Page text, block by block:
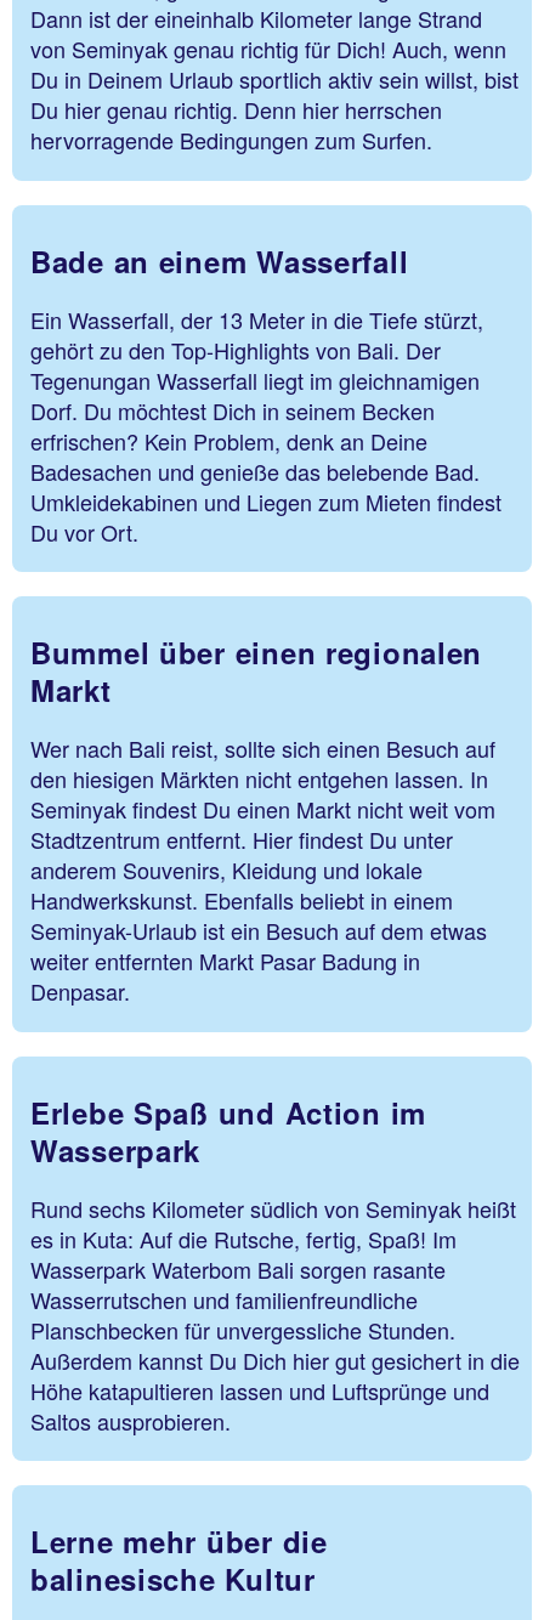
Dann ist der eineinhalb Kilometer lange Strand
von Seminyak genau richtig für Dich! Auch, wenn
Du in Deinem Urlaub sportlich aktiv sein willst, bist
Du hier genau richtig. Denn hier herrschen
hervorragende Bedingungen zum Surfen.
Bade an einem Wasserfall
Ein Wasserfall, der 13 Meter in die Tiefe stürzt,
gehört zu den Top-Highlights von Bali. Der
Tegenungan Wasserfall liegt im gleichnamigen
Dorf. Du möchtest Dich in seinem Becken
erfrischen? Kein Problem, denk an Deine
Badesachen und genieße das belebende Bad.
Umkleidekabinen und Liegen zum Mieten findest
Du vor Ort.
Bummel über einen regionalen
Markt
Wer nach Bali reist, sollte sich einen Besuch auf
den hiesigen Märkten nicht entgehen lassen. In
Seminyak findest Du einen Markt nicht weit vom
Stadtzentrum entfernt. Hier findest Du unter
anderem Souvenirs, Kleidung und lokale
Handwerkskunst. Ebenfalls beliebt in einem
Seminyak-Urlaub ist ein Besuch auf dem etwas
weiter entfernten Markt Pasar Badung in
Denpasar.
Erlebe Spaß und Action im
Wasserpark
Rund sechs Kilometer südlich von Seminyak heißt
es in Kuta: Auf die Rutsche, fertig, Spaß! Im
Wasserpark Waterbom Bali sorgen rasante
Wasserrutschen und familienfreundliche
Planschbecken für unvergessliche Stunden.
Außerdem kannst Du Dich hier gut gesichert in die
Höhe katapultieren lassen und Luftsprünge und
Saltos ausprobieren.
Lerne mehr über die
balinesische Kultur